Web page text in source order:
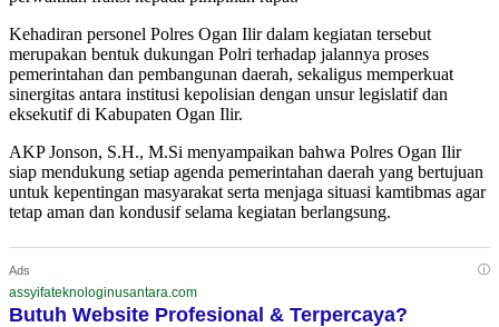
Kehadiran personel Polres Ogan Ilir dalam kegiatan tersebut
merupakan bentuk dukungan Polri terhadap jalannya proses
pemerintahan dan pembangunan daerah, sekaligus memperkuat
sinergitas antara institusi kepolisian dengan unsur legislatif dan
eksekutif di Kabupaten Ogan Ilir.
AKP Jonson, S.H., M.Si menyampaikan bahwa Polres Ogan Ilir
siap mendukung setiap agenda pemerintahan daerah yang bertujuan
untuk kepentingan masyarakat serta menjaga situasi kamtibmas agar
tetap aman dan kondusif selama kegiatan berlangsung.
Ads ⓘ
assyifateknologinusantara.com
Butuh Website Profesional & Terpercaya?